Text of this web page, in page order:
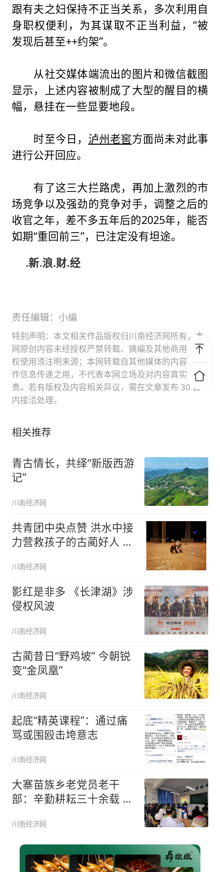
跟有夫之妇保持不正当关系，多次利用自
身职权便利，为其谋取不正当利益，“被
发现后甚至++约架”。
从社交媒体端流出的图片和微信截图
显示，上述内容被制成了大型的醒目的横
幅，悬挂在一些显要地段。
时至今日， 泸州老窖方面尚未对此事
进行公开回应。
有了这三大拦路虎，再加上激烈的市
场竞争以及强劲的竞争对手，调整之后的
收官之年，差不多五年后的2025年，能否
如期“重回前三”，已注定没有坦途。
.新.浪.财.经
责任编辑：小编
特别声明：本文相关作品版权归川南经济网所有，本
网原创内容未经授权严禁转载、摘编及其他商用，授
权使用须注明来源；本网转载自其他媒体的内容，仅
作信息传递之用，不代表本网立场及对内容真实性负
责。若有版权及内容相关异议，需在文章发布 30 日
内接洽处理。
相关推荐
青古情长，共绎“新版西游
记”
川南经济网
共青团中央点赞 洪水中接
力营救孩子的古蔺好人 获
川南经济网
影红是非多 《长津湖》涉
侵权风波
川南经济网
古蔺昔日“野鸡坡” 今朝锐
变“金凤凰”
川南经济网
起底“精英课程”：通过痛
骂或围殴击垮意志
川南经济网
大寨苗族乡老党员老干
部：辛勤耕耘三十余载 一
川南经济网